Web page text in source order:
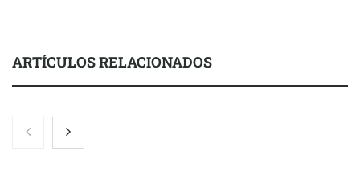
ARTÍCULOS RELACIONADOS
COMPALISS de LYSOTRIC: cuando un solo producto multiplica
las posibilidades del salón profesional